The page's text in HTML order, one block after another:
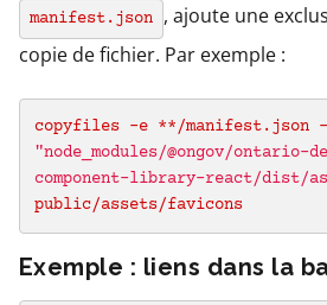
manifest.json
, ajoute une
copie de fichier. Par exemple :
"node_modules/@ongov/ontario-
component-library-react/dist/
public/assets/favicons
Exemple : liens dans la